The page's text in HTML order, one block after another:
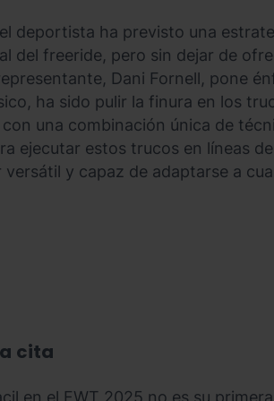
deportista ha previsto una
del freeride, pero sin dejar de
Dani Fornell, pone
ha sido pulir la finura en los
con una combinación única de
ejecutar estos trucos en líneas
y capaz de adaptarse a
cita